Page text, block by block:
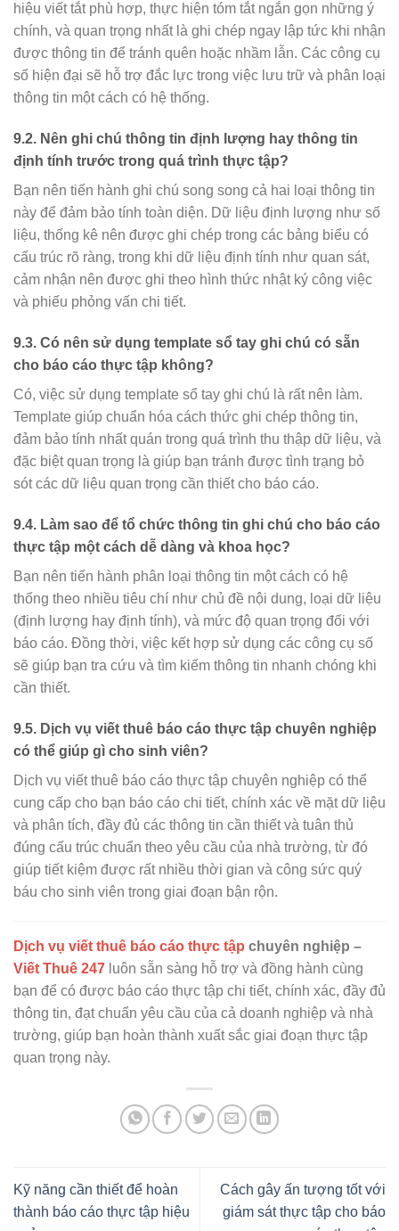
hiệu viết tắt phù hợp, thực hiện tóm tắt ngắn gọn những ý
chính, và quan trọng nhất là ghi chép ngay lập tức khi nhận
được thông tin để tránh quên hoặc nhầm lẫn. Các công cụ
số hiện đại sẽ hỗ trợ đắc lực trong việc lưu trữ và phân loại
thông tin một cách có hệ thống.
9.2. Nên ghi chú thông tin định lượng hay thông tin
định tính trước trong quá trình thực tập?
Bạn nên tiến hành ghi chú song song cả hai loại thông tin
này để đảm bảo tính toàn diện. Dữ liệu định lượng như số
liệu, thống kê nên được ghi chép trong các bảng biểu có
cấu trúc rõ ràng, trong khi dữ liệu định tính như quan sát,
cảm nhận nên được ghi theo hình thức nhật ký công việc
và phiếu phỏng vấn chi tiết.
9.3. Có nên sử dụng template sổ tay ghi chú có sẵn
cho báo cáo thực tập không?
Có, việc sử dụng template sổ tay ghi chú là rất nên làm.
Template giúp chuẩn hóa cách thức ghi chép thông tin,
đảm bảo tính nhất quán trong quá trình thu thập dữ liệu, và
đặc biệt quan trọng là giúp bạn tránh được tình trạng bỏ
sót các dữ liệu quan trọng cần thiết cho báo cáo.
9.4. Làm sao để tổ chức thông tin ghi chú cho báo cáo
thực tập một cách dễ dàng và khoa học?
Bạn nên tiến hành phân loại thông tin một cách có hệ
thống theo nhiều tiêu chí như chủ đề nội dung, loại dữ liệu
(định lượng hay định tính), và mức độ quan trọng đối với
báo cáo. Đồng thời, việc kết hợp sử dụng các công cụ số
sẽ giúp bạn tra cứu và tìm kiếm thông tin nhanh chóng khi
cần thiết.
9.5. Dịch vụ viết thuê báo cáo thực tập chuyên nghiệp
có thể giúp gì cho sinh viên?
Dịch vụ viết thuê báo cáo thực tập chuyên nghiệp có thể
cung cấp cho bạn báo cáo chi tiết, chính xác về mặt dữ liệu
và phân tích, đầy đủ các thông tin cần thiết và tuân thủ
đúng cấu trúc chuẩn theo yêu cầu của nhà trường, từ đó
giúp tiết kiệm được rất nhiều thời gian và công sức quý
báu cho sinh viên trong giai đoạn bận rộn.
Dịch vụ viết thuê báo cáo thực tập chuyên nghiệp –
Viết Thuê 247 luôn sẵn sàng hỗ trợ và đồng hành cùng
bạn để có được báo cáo thực tập chi tiết, chính xác, đầy đủ
thông tin, đạt chuẩn yêu cầu của cả doanh nghiệp và nhà
trường, giúp bạn hoàn thành xuất sắc giai đoạn thực tập
quan trọng này.
Kỹ năng cần thiết để hoàn
thành báo cáo thực tập hiệu
Cách gây ấn tượng tốt với
giám sát thực tập cho báo